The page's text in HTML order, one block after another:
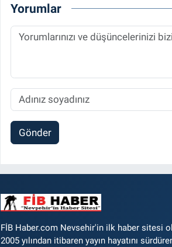
Yorumlar
Gönder
FİB Haber.com Nevsehir'in ilk haber sitesi
2005 yılından itibaren yayın hayatını